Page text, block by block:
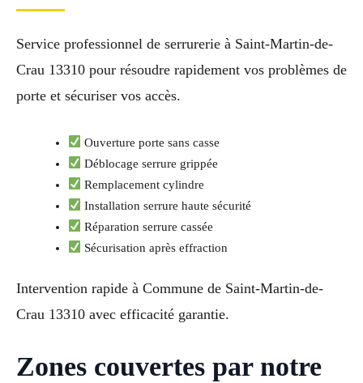
Service professionnel de serrurerie à Saint-Martin-de-
Crau 13310 pour résoudre rapidement vos problèmes de
porte et sécuriser vos accès.
Ouverture porte sans casse
Déblocage serrure grippée
Remplacement cylindre
Installation serrure haute sécurité
Réparation serrure cassée
Sécurisation après effraction
Intervention rapide à Commune de Saint-Martin-de-
Crau 13310 avec efficacité garantie.
Zones couvertes par notre